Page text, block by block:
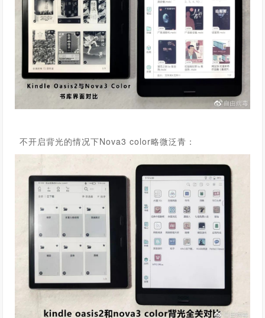
不开启背光的情况下Nova3 color略微泛青：